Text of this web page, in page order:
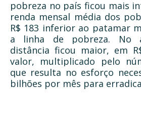
pobreza no país ficou mais
renda mensal média dos
R$ 183 inferior ao patamar
a linha de pobreza. No
distância ficou maior, em
valor, multiplicado pelo
que resulta no esforço
bilhões por mês para